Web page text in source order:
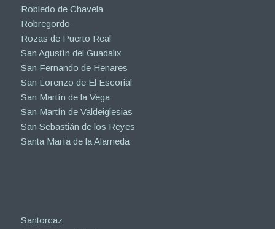
Robledo de Chavela
Robregordo
Rozas de Puerto Real
San Agustín del Guadalix
San Fernando de Henares
San Lorenzo de El Escorial
San Martín de la Vega
San Martín de Valdeiglesias
San Sebastián de los Reyes
Santa María de la Alameda
Santorcaz